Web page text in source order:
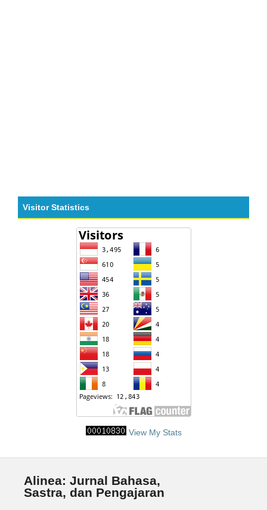
Visitor Statistics
View My Stats
Alinea: Jurnal Bahasa,
Sastra, dan Pengajaran